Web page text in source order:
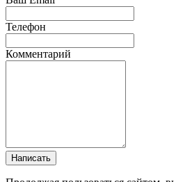
Телефон
Комментарий
Написать